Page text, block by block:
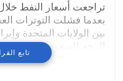
تراجعت أسعار النفط
بعدما فشلت التوترات
بين الولايات المتحدة
الزخم الصعودي الذي دفع
بداية الجلسة، حيث تحول
تابع